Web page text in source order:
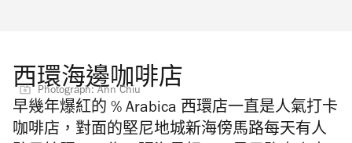
西環海邊咖啡店
Photograph: Ann Chiu
早幾年爆紅的 % Arabica 西環店一直是人氣打卡
咖啡店，對面的堅尼地城新海傍馬路每天有人